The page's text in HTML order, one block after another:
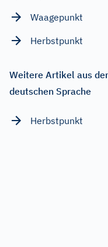
Waagepunkt
Herbstpunkt
Weitere Artikel aus
deutschen Sprache
Herbstpunkt